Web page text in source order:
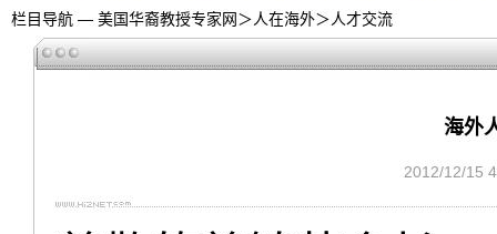
栏目导航 — 美国华裔教授专家网＞人在海外＞人才交流
海外
2012/12/15